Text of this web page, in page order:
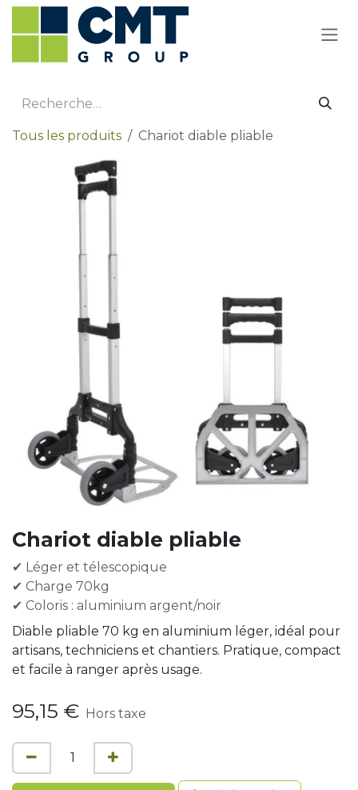
Se rendre au contenu
Tous les produits Chariot diable pliable
Chariot diable pliable
✔ Léger et télescopique
✔ Charge 70kg
✔ Coloris : aluminium argent/noir
Diable pliable 70 kg en aluminium léger, idéal pour
artisans, techniciens et chantiers. Pratique, compact
et facile à ranger après usage.
95,15 € Hors taxe